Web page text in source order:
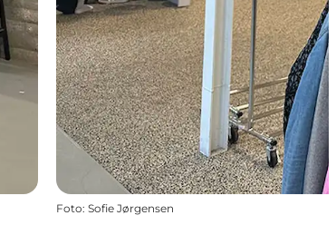
Foto: Sofie Jørgensen